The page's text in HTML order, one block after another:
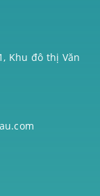
Khu đô thị Văn